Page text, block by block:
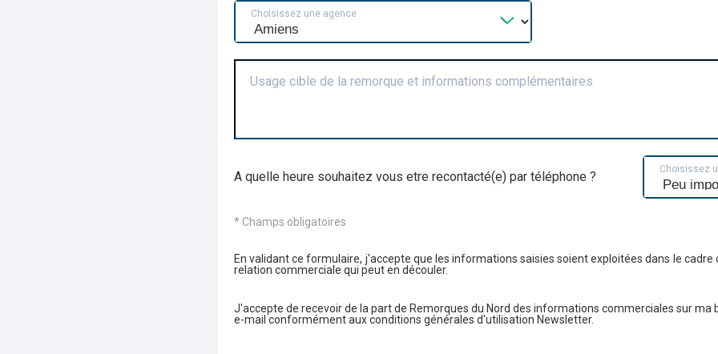
Choisissez une agence
Usage cible de la remorque et informations complémentaires
A quelle heure souhaitez vous etre recontacté(e) par téléphone ? Choisissez
* Champs obligatoires
En validant ce formulaire, j'accepte que les informations saisies soient exploitées dans le cadre
relation commerciale qui peut en découler.
J'accepte de recevoir de la part de Remorques du Nord des informations commerciales sur ma
e-mail conformément aux conditions générales d'utilisation Newsletter.